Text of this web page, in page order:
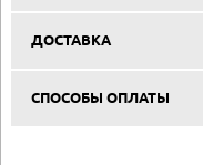
ДОСТАВКА
СПОСОБЫ ОПЛАТЫ